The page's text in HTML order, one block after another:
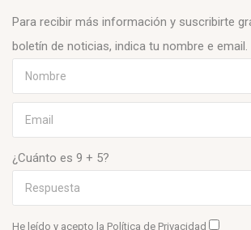
Para recibir más información y suscribirte
boletín de noticias, indica tu nombre e email.
¿Cuánto es 9 + 5?
He leído y acepto la Política de Privacidad